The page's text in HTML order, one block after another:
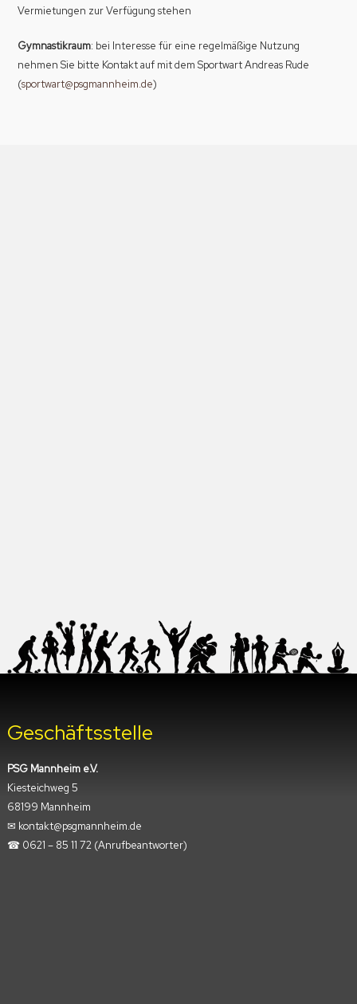
Vermietungen zur Verfügung stehen
Gymnastikraum: bei Interesse für eine regelmäßige Nutzung
nehmen Sie bitte Kontakt auf mit dem Sportwart Andreas Rude
(sportwart@psgmannheim.de)
Geschäftsstelle
PSG Mannheim e.V.
Kiesteichweg 5
68199 Mannheim
✉︎ kontakt@psgmannheim.de
☎︎ 0621 – 85 11 72(Anrufbeantworter)